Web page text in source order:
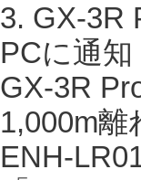
3. GX-3R
PCに通知
GX-3R
1,000m離
ENH-